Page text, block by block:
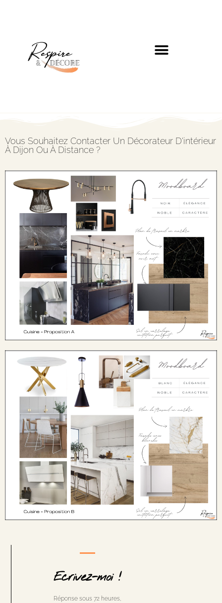
Vous Souhaitez Contacter Un Décorateur D'intérieur
À Dijon Ou À Distance ?
Ecrivez-moi !
Réponse sous 72 heures,